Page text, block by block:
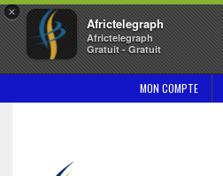
×
Africtelegraph
Africtelegraph
Gratuit - Gratuit
MON COMPTE